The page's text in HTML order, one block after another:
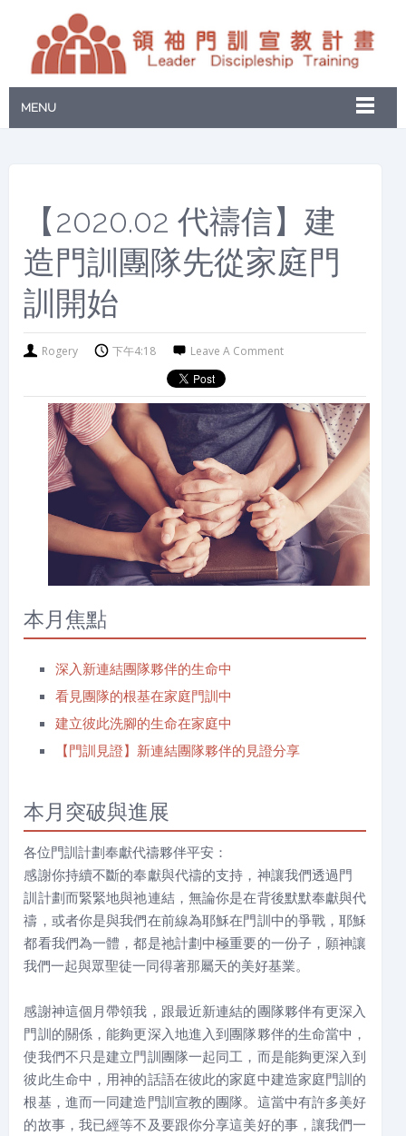
MENU
【2020.02 代禱信】建
造門訓團隊先從家庭門
訓開始
Rogery 下午4:18 Leave A Comment
本月焦點
深入新連結團隊夥伴的生命中
看見團隊的根基在家庭門訓中
建立彼此洗腳的生命在家庭中
【門訓見證】新連結團隊夥伴的見證分享
本月突破與進展
各位門訓計劃奉獻代禱夥伴平安：
感謝你持續不斷的奉獻與代禱的支持，神讓我們透過門
訓計劃而緊緊地與祂連結，無論你是在背後默默奉獻與代
禱，或者你是與我們在前線為耶穌在門訓中的爭戰，耶穌
都看我們為一體，都是祂計劃中極重要的一份子，願神讓
我們一起與眾聖徒一同得著那屬天的美好基業。
感謝神這個月帶領我，跟最近新連結的團隊夥伴有更深入
門訓的關係，能夠更深入地進入到團隊夥伴的生命當中，
使我們不只是建立門訓團隊一起同工，而是能夠更深入到
彼此生命中，用神的話語在彼此的家庭中建造家庭門訓的
根基，進而一同建造門訓宣教的團隊。這當中有許多美好
的故事，我已經等不及要跟你分享這美好的事，讓我們一